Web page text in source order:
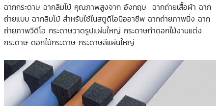
ฉากกระดาษ ฉากลิมโบ้ คุณภาพสูงจาก อังกฤษ ฉากถ่ายเสื้อผ้า ฉาก
ถ่ายแบบ ฉากลิมโบ้ สำหรับใช้ในสตูดิโอมืออาชีพ ฉากถ่ายภาพนิ่ง ฉาก
ถ่ายภาพวีดีโอ กระดาษวาดรูปแผ่นใหญ่ กระดาษทำดอกไม้งานแต่ง
กระดาษ ดอกไม้กระดาษ กระดาษสีแผ่นใหญ่